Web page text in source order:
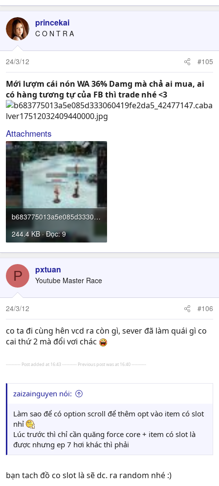
princekai
C O N T R A
24/3/12 #105
Mới lượm cái nón WA 36% Damg mà chả ai mua, ai
có hàng tương tự của FB thì trade nhé <3
Attachments
b683775013a5e085d333060419fe2da5_42477147.cabalver17512032409440000.jpg
244.4 KB · Đọc: 9
P pxtuan
Youtube Master Race
24/3/12 #106
co ta đi cùng hên vcd ra còn gì, sever đã làm quái gì co
cai thứ 2 mà đổi vơi chác
---------- Post added at 16:43 ---------- Previous post was at 16:40 ----------
zaizainguyen nói:
Làm sao để có option scroll để thêm opt vào item có slot
nhỉ
Lúc trước thì chỉ cần quăng force core + item có slot là
được nhưng ep 7 hơi khác thì phải
bạn tach đồ co slot là sẽ dc. ra random nhé :)